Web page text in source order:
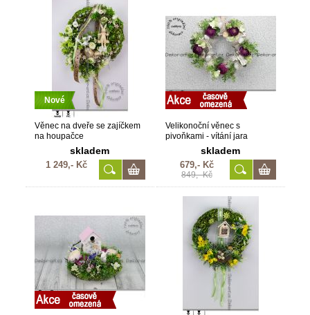
Nové
Věnec na dveře se zajíčkem
na houpačce
skladem
1 249,- Kč
Velikonoční věnec s
pivoňkami - vítání jara
skladem
679,- Kč
849,- Kč